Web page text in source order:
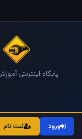
پایگاه اینترنتی
ورود ثبت نام